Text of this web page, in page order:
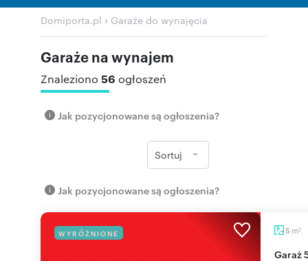
Domiporta.pl › Garaże do wynajęcia
Garaże na wynajem
Znaleziono 56 ogłoszeń
Jak pozycjonowane są ogłoszenia?
Sortuj
Jak pozycjonowane są ogłoszenia?
WYRÓŻNIONE 5 m2
Garaż 5 m² w Gdańsku (blisko ulic Dywizjonu